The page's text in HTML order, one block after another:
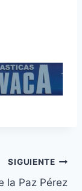
SIGUIENTE
la Paz Pérez